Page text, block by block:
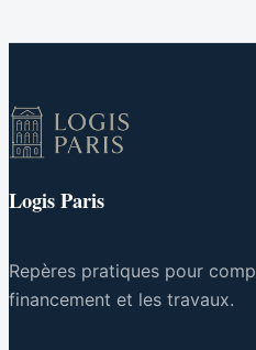
Logis Paris
Repères pratiques pour
financement et les travaux.